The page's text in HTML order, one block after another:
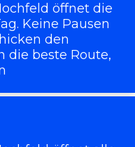
öffnet die
Keine Pausen
den
die beste Route,